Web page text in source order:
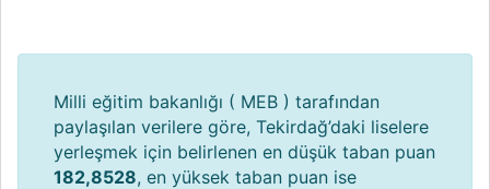
Milli eğitim bakanlığı ( MEB ) tarafından
paylaşılan verilere göre, Tekirdağ’daki liselere
yerleşmek için belirlenen en düşük taban puan
182,8528, en yüksek taban puan ise